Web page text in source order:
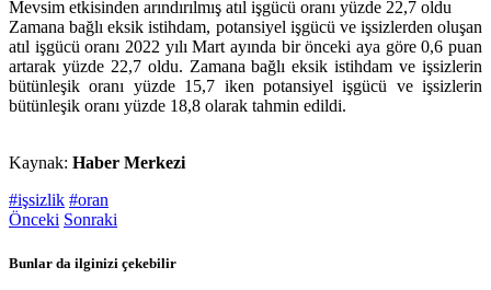
Mevsim etkisinden arındırılmış atıl işgücü oranı yüzde 22,7 oldu
Zamana bağlı eksik istihdam, potansiyel işgücü ve işsizlerden oluşan
atıl işgücü oranı 2022 yılı Mart ayında bir önceki aya göre 0,6 puan
artarak yüzde 22,7 oldu. Zamana bağlı eksik istihdam ve işsizlerin
bütünleşik oranı yüzde 15,7 iken potansiyel işgücü ve işsizlerin
bütünleşik oranı yüzde 18,8 olarak tahmin edildi.
Kaynak: Haber Merkezi
#işsizlik #oran
Önceki Sonraki
Bunlar da ilginizi çekebilir